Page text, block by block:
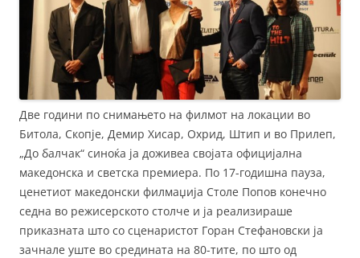
Две години по снимањето на филмот на локации во
Битола, Скопје, Демир Хисар, Охрид, Штип и во Прилеп,
„До балчак“ синоќа ја доживеа својата официјална
македонска и светска премиера. По 17-годишна пауза,
ценетиот македонски филмаџија Столе Попов конечно
седна во режисерското столче и ја реализираше
приказната што со сценаристот Горан Стефановски ја
зачнале уште во средината на 80-тите, по што од